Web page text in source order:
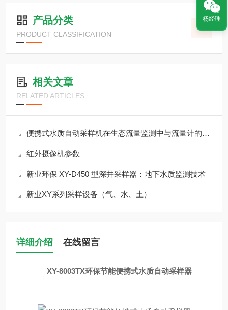
产品分类
PRODUCT CLASSIFICATION
相关文章
RELATED ARTICLES
便携式水质自动采样机在生态流量监测中与流量计的联动控制策略
红外摄像机参数
新业环保 XY-D450 型深井采样器：地下水质监测技术
新业XY系列采样设备（气、水、土）
详细介绍 在线留言
XY-8003TX环保节能便携式水质自动采样器
杨经理